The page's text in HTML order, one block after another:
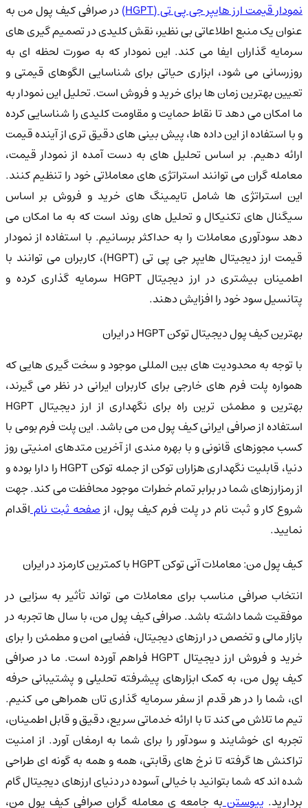
نمودار قیمت ارز هایپر جی پی تی (HGPT)
در صرافی کیف پول من به
عنوان یک منبع اطلاعاتی بی نظیر، نقش کلیدی در تصمیم گیری های
سرمایه گذاران ایفا می کند. این نمودار که به صورت لحظه ای به
روزرسانی می شود، ابزاری حیاتی برای شناسایی الگوهای قیمتی و
تعیین بهترین زمان ها برای خرید و فروش است. تحلیل این نمودار به
ما امکان می دهد تا نقاط حمایت و مقاومت کلیدی را شناسایی کرده
و با استفاده از این داده ها، پیش بینی های دقیق تری از آینده قیمت
ارائه دهیم. بر اساس تحلیل های به دست آمده از نمودار قیمت،
معامله گران می توانند استراتژی های معاملاتی خود را تنظیم کنند.
این استراتژی ها شامل تایمینگ های خرید و فروش بر اساس
سیگنال های تکنیکال و تحلیل های روند است که به ما امکان می
دهد سودآوری معاملات را به حداکثر برسانیم. با استفاده از نمودار
قیمت ارز دیجیتال هایپر جی پی تی (HGPT)، کاربران می توانند با
اطمینان بیشتری در ارز دیجیتال HGPT سرمایه گذاری کرده و
پتانسیل سود خود را افزایش دهند.
بهترین کیف پول دیجیتال توکن HGPT در ایران
با توجه به محدودیت های بین المللی موجود و سخت گیری هایی که
همواره پلت فرم های خارجی برای کاربران ایرانی در نظر می گیرند،
بهترین و مطمئن ترین راه برای نگهداری از ارز دیجیتال HGPT
استفاده از صرافی ایرانی کیف پول من می باشد. این پلت فرم بومی با
کسب مجوزهای قانونی و با بهره مندی از آخرین متدهای امنیتی روز
دنیا، قابلیت نگهداری هزاران توکن از جمله توکن HGPT را دارا بوده و
از رمزارزهای شما در برابر تمام خطرات موجود محافظت می کند. جهت
شروع کار و ثبت نام در پلت فرم کیف پول، ازصفحه ثبت ناماقدام
نمایید.
کیف پول من: معاملات آنی توکن HGPT با کمترین کارمزد در ایران
انتخاب صرافی مناسب برای معاملات می تواند تأثیر به سزایی در
موفقیت شما داشته باشد. صرافی کیف پول من، با سال ها تجربه در
بازار مالی و تخصص در ارزهای دیجیتال، فضایی امن و مطمئن را برای
خرید و فروش ارز دیجیتال HGPT فراهم آورده است. ما در صرافی
کیف پول من، به کمک ابزارهای پیشرفته تحلیلی و پشتیبانی حرفه
ای، شما را در هر قدم از سفر سرمایه گذاری تان همراهی می کنیم.
تیم ما تلاش می کند تا با ارائه خدماتی سریع، دقیق و قابل اطمینان،
تجربه ای خوشایند و سودآور را برای شما به ارمغان آورد. از امنیت
تراکنش ها گرفته تا نرخ های رقابتی، همه و همه به گونه ای طراحی
شده اند که شما بتوانید با خیالی آسوده در دنیای ارزهای دیجیتال گام
بردارید.پیوستنبه جامعه ی معامله گران صرافی کیف پول من،